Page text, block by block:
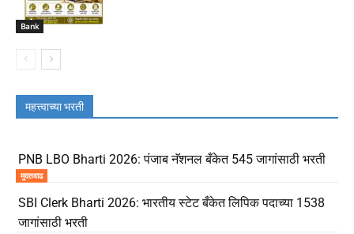
Bank
महत्त्वाच्या भरती
PNB LBO Bharti 2026: पंजाब नॅशनल बँकेत 545 जागांसाठी भरती
मुदतवाढ
SBI Clerk Bharti 2026: भारतीय स्टेट बँकेत लिपिक पदाच्या 1538
जागांसाठी भरती